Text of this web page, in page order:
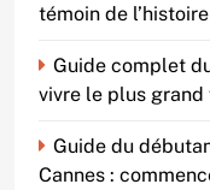
témoin de
Guide complet
vivre le plus
Guide du
Cannes :